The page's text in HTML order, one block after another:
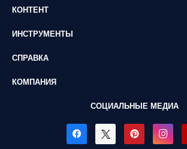
КОНТЕНТ
ИНСТРУМЕНТЫ
СПРАВКА
КОМПАНИЯ
СОЦИАЛЬНЫЕ МЕДИА